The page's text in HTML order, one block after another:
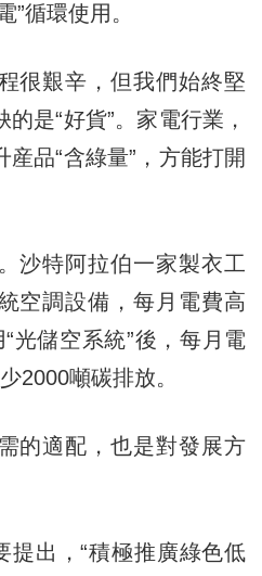
”循環使用。
艱辛，但我們始終堅
是“好貨”。家電行業，
品“含綠量”，方能打開
特阿拉伯一家製衣工
空調設備，每月電費高
光儲空系統”後，每月電
2000噸碳排放。
適配，也是對發展方
出，“積極推廣綠色低